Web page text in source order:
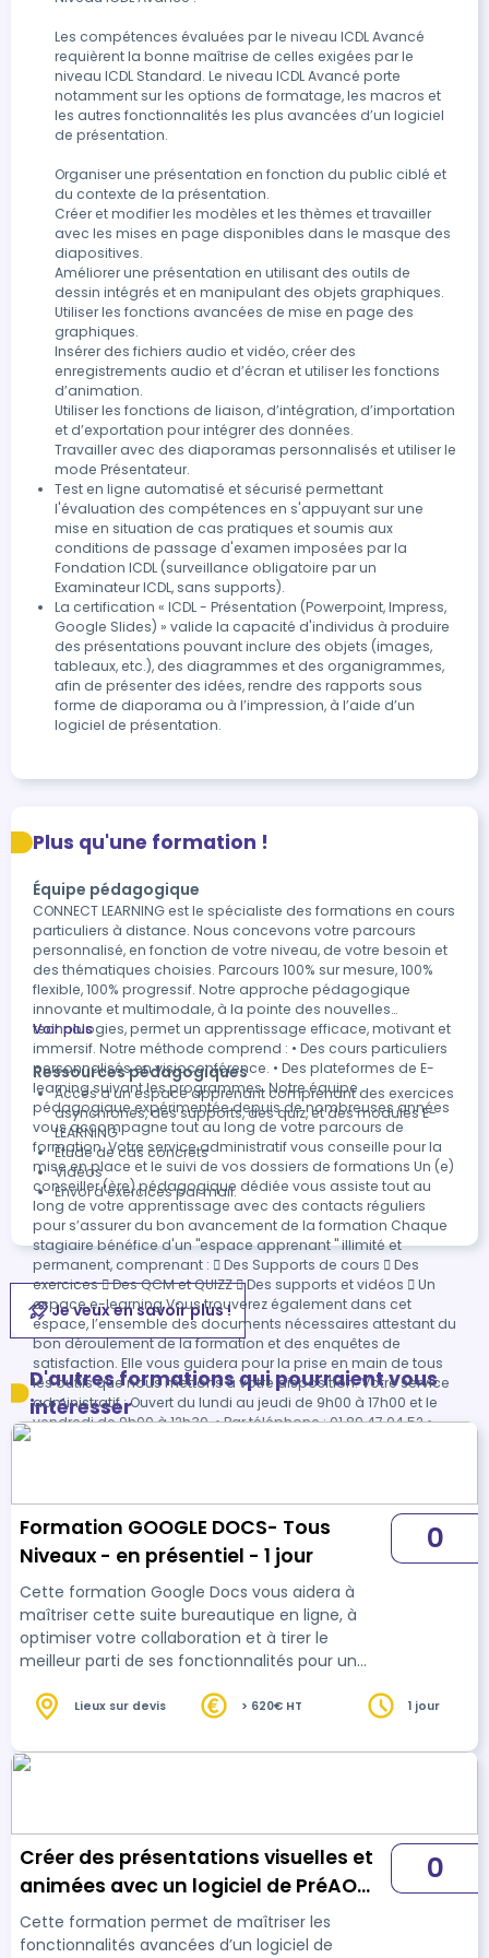
Les compétences évaluées par le niveau ICDL Avancé
requièrent la bonne maîtrise de celles exigées par le
niveau ICDL Standard. Le niveau ICDL Avancé porte
notamment sur les options de formatage, les macros et
les autres fonctionnalités les plus avancées d’un logiciel
de présentation.
Organiser une présentation en fonction du public ciblé et
du contexte de la présentation.
Créer et modifier les modèles et les thèmes et travailler
avec les mises en page disponibles dans le masque des
diapositives.
Améliorer une présentation en utilisant des outils de
dessin intégrés et en manipulant des objets graphiques.
Utiliser les fonctions avancées de mise en page des
graphiques.
Insérer des fichiers audio et vidéo, créer des
enregistrements audio et d’écran et utiliser les fonctions
d’animation.
Utiliser les fonctions de liaison, d’intégration, d’importation
et d’exportation pour intégrer des données.
Travailler avec des diaporamas personnalisés et utiliser le
mode Présentateur.
Test en ligne automatisé et sécurisé permettant
l'évaluation des compétences en s'appuyant sur une
mise en situation de cas pratiques et soumis aux
conditions de passage d'examen imposées par la
Fondation ICDL (surveillance obligatoire par un
Examinateur ICDL, sans supports).
La certification « ICDL - Présentation (Powerpoint, Impress,
Google Slides) » valide la capacité d'individus à produire
des présentations pouvant inclure des objets (images,
tableaux, etc.), des diagrammes et des organigrammes,
afin de présenter des idées, rendre des rapports sous
forme de diaporama ou à l’impression, à l’aide d’un
logiciel de présentation.
Plus qu'une formation !
Équipe pédagogique
CONNECT LEARNING est le spécialiste des formations en cours
particuliers à distance. Nous concevons votre parcours
personnalisé, en fonction de votre niveau, de votre besoin et
des thématiques choisies. Parcours 100% sur mesure, 100%
flexible, 100% progressif. Notre approche pédagogique
innovante et multimodale, à la pointe des nouvelles
technologies, permet un apprentissage efficace, motivant et
immersif. Notre méthode comprend : • Des cours particuliers
personnalisés en visioconférence. • Des plateformes de E-
learning suivant les programmes. Notre équipe
pédagogique expérimentée depuis de nombreuses années
vous accompagne tout au long de votre parcours de
formation. Votre service administratif vous conseille pour la
mise en place et le suivi de vos dossiers de formations Un (e)
conseiller (ère) pédagogique dédiée vous assiste tout au
long de votre apprentissage avec des contacts réguliers
pour s’assurer du bon avancement de la formation Chaque
stagiaire bénéfice d'un "espace apprenant " illimité et
permanent, comprenant :  Des Supports de cours  Des
exercices  Des QCM et QUIZZ  Des supports et vidéos  Un
espace e-learning Vous trouverez également dans cet
espace, l’ensemble des documents nécessaires attestant du
bon déroulement de la formation et des enquêtes de
satisfaction. Elle vous guidera pour la prise en main de tous
les outils que nous mettons à votre disposition. Votre service
administratif : Ouvert du lundi au jeudi de 9h00 à 17h00 et le
vendredi de 9h00 à 12h30. • Par téléphone : 01 89 47 04 52 •
Par mail : contact.connectlearning@gmail.com Votre référent
handicap : Thierry DAHAN • Par téléphone : 01 77 38 18 15 • Par
mail : contact.connectlearning@gmail.com Excellente
formation !
Voir plus
Ressources pédagogiques
Accès a un espace apprenant comprenant des exercices
asynchrones, des supports, des quiz, et des modules E-
LEARNING
Étude de cas concrets
Vidéos
Envoi d'exercices par mail.
Je veux en savoir plus !
D'autres formations qui pourraient vous
intéresser
Formation GOOGLE DOCS- Tous
Niveaux - en présentiel - 1 jour
Cette formation Google Docs vous aidera à
maîtriser cette suite bureautique en ligne, à
optimiser votre collaboration et à tirer le
meilleur parti de ses fonctionnalités pour un
adaptée aux besoins, intérêts et disponibilités
ou de perfectionner vos connaissances au
travers d'exercices et de cas concrets réalisés.
locau…
0
Lieux sur devis > 620€ HT 1 jour
Créer des présentations visuelles et
animées avec un logiciel de PréAO
(Powerpoint, Google Slides, Impress)
Niveau avancé - 30h
Cette formation permet de maîtriser les
fonctionnalités avancées d’un logiciel de
0